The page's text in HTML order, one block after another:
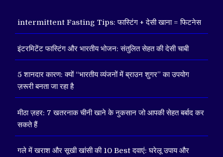
intermittent Fasting Tips: फास्टिंग + देसी खाना = फिटनेस
इंटरमिटेंट फास्टिंग और भारतीय भोजन: संतुलित सेहत की देसी चाबी
5 शानदार कारण: क्यों “भारतीय व्यंजनों में ब्राउन शुगर” का उपयोग
ज़रूरी बनता जा रहा है
मीठा ज़हर: 7 खतरनाक चीनी खाने के नुकसान जो आपकी सेहत बर्बाद कर
सकते हैं
गले में खराश और सूखी खांसी की 10 Best दवाएं: घरेलू उपाय और